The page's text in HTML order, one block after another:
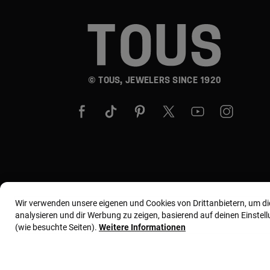
© TOUS, JEWELERS SINCE 1920
Wir verwenden unsere eigenen und Cookies von Drittanbietern, um
analysieren und dir Werbung zu zeigen, basierend auf deinen
(wie besuchte Seiten). Weitere Informationen